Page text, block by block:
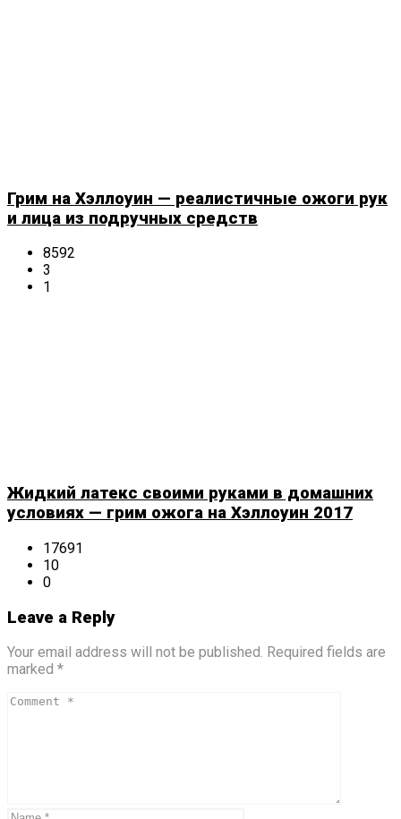
Грим на Хэллоуин — реалистичные ожоги рук
и лица из подручных средств
8592
3
1
Жидкий латекс своими руками в домашних
условиях — грим ожога на Хэллоуин 2017
17691
10
0
Leave a Reply
Your email address will not be published. Required fields are
marked *